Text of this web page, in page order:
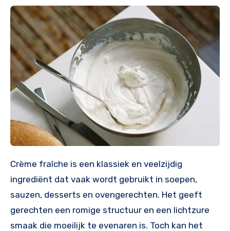
Crème fraîche is een klassiek en veelzijdig
ingrediënt dat vaak wordt gebruikt in soepen,
sauzen, desserts en ovengerechten. Het geeft
gerechten een romige structuur en een lichtzure
smaak die moeilijk te evenaren is. Toch kan het